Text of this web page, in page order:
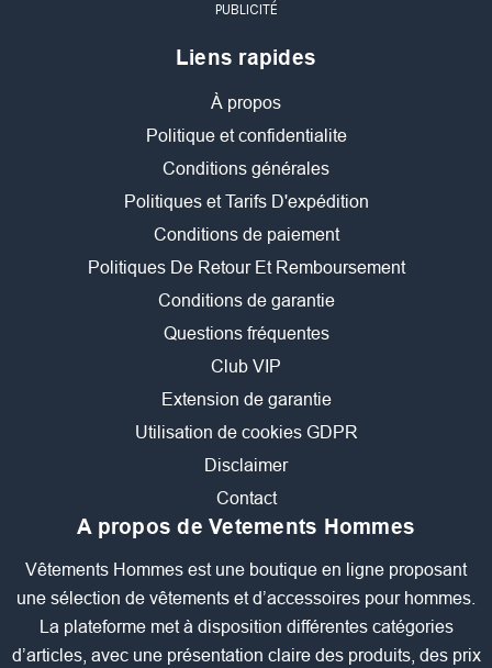
PUBLICITÉ
Liens rapides
À propos
Politique et confidentialite
Conditions générales
Politiques et Tarifs D'expédition
Conditions de paiement
Politiques De Retour Et Remboursement
Conditions de garantie
Questions fréquentes
Club VIP
Extension de garantie
Utilisation de cookies GDPR
Disclaimer
Contact
A propos de Vetements Hommes
Vêtements Hommes est une boutique en ligne proposant
une sélection de vêtements et d’accessoires pour hommes.
La plateforme met à disposition différentes catégories
d’articles, avec une présentation claire des produits, des prix